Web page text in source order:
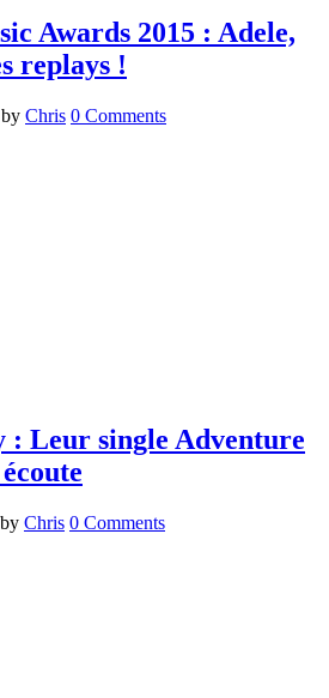
Awards 2015 : Adele,
replays !
by Chris 0 Comments
: Leur single Adventure
by Chris 0 Comments